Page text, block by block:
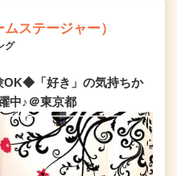
ステージャー）
グ
OK◆「好き」の気持ちか
中♪＠東京都